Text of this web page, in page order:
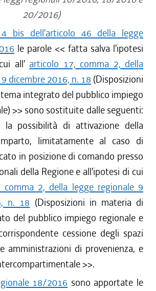
20/2016)
4 bis dell'articolo 46 della legge
le parole << fatta salva l'ipotesi
all' articolo 17, comma 2, della
dicembre 2016, n. 18 (Disposizioni
integrato del pubblico impiego
>> sono sostituite dalle seguenti:
la possibilità di attivazione della
limitatamente al caso di
in posizione di comando presso
della Regione e all'ipotesi di cui
comma 2, della legge regionale 9
n. 18 (Disposizioni in materia di
del pubblico impiego regionale e
cessione degli spazi
amministrazioni di provenienza, e
>>.
18/2016 sono apportate le